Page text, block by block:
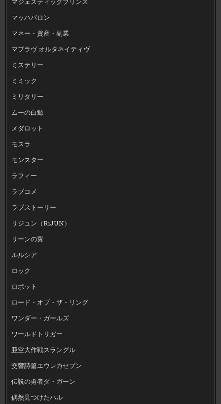
マッハバロン
マネー・資産・副業
マブラヴ オルタネイティヴ
ミステリー
ミミック
ミリタリー
ムーの白鯨
メダロット
モスラ
モンスター
ラフィー
ラブコメ
ラブストーリー
リジュン（RiJUN）
リーンの翼
ルルシア
ロック
ロボット
ロード・オブ・ザ・リング
ワンダー・ガールズ
ワールドトリガー
亜空大作戦スラングル
交響詩篇エウレカセブン
伝説の勇者ダ・ガーン
偶然見つけたハル